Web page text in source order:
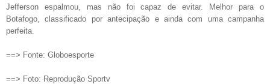
Jefferson espalmou, mas não foi capaz de evitar. Melhor para o
Botafogo, classificado por antecipação e ainda com uma campanha
perfeita.
==> Fonte: Globoesporte
==> Foto: Reprodução Sportv